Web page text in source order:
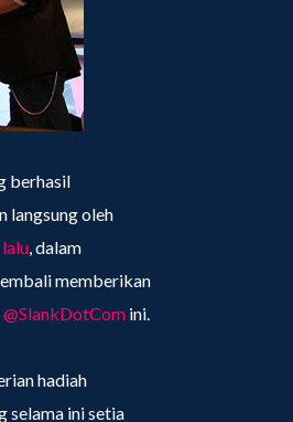
berhasil
langsung oleh
, dalam
memberikan
ini.
hadiah
selama ini setia